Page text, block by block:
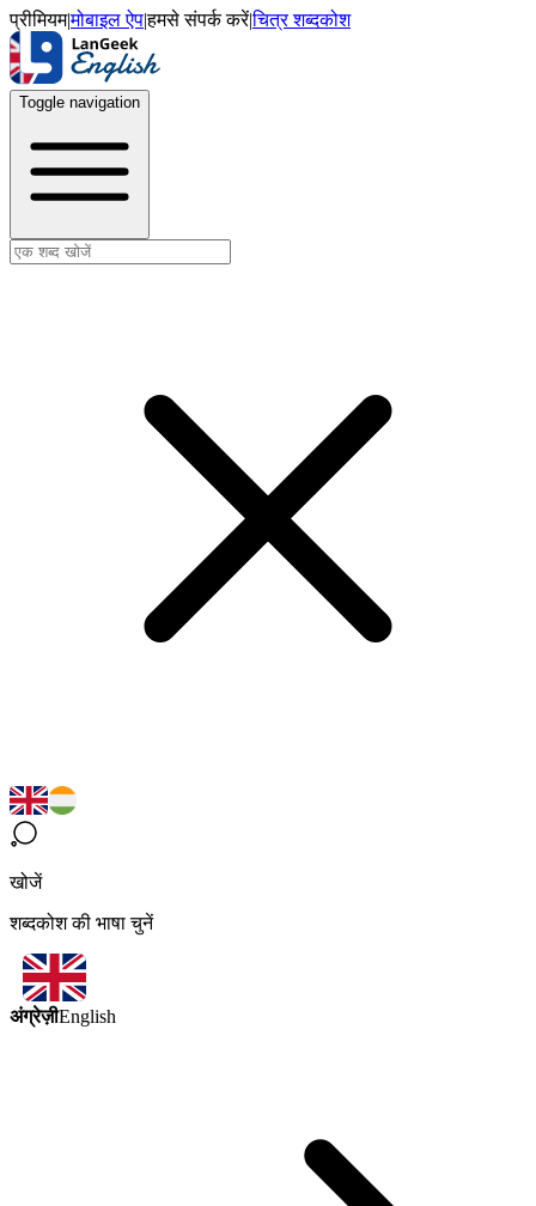
प्रीमियम|मोबाइल ऐप|हमसे संपर्क करें|चित्र शब्दकोश
Toggle navigation
खोजें
शब्दकोश की भाषा चुनें
अंग्रेज़ीEnglish